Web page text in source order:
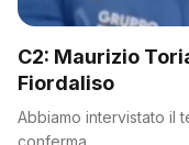
C2: Maurizio
Fiordaliso
Abbiamo intervistato il